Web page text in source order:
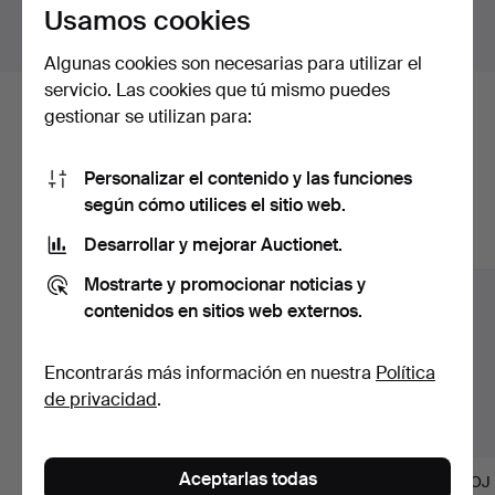
Mostrar lotes fuera de Suecia
Estos son los lotes existentes
nuestro archivo que coinciden con
tu búsqueda.
Mostrar todos los lotes
RELOJ DE PULSERA -
Usamos cookies
Algunas cookies son necesarias para utilizar el
servicio. Las cookies que tú mismo puedes
gestionar se utilizan para:
Personalizar el contenido y las funciones
según cómo utilices el sitio web.
Desarrollar y mejorar Auctionet.
Mostrarte y promocionar noticias y
contenidos en sitios web externos.
Encontrarás más información en nuestra Política
de privacidad.
Aceptarlas todas